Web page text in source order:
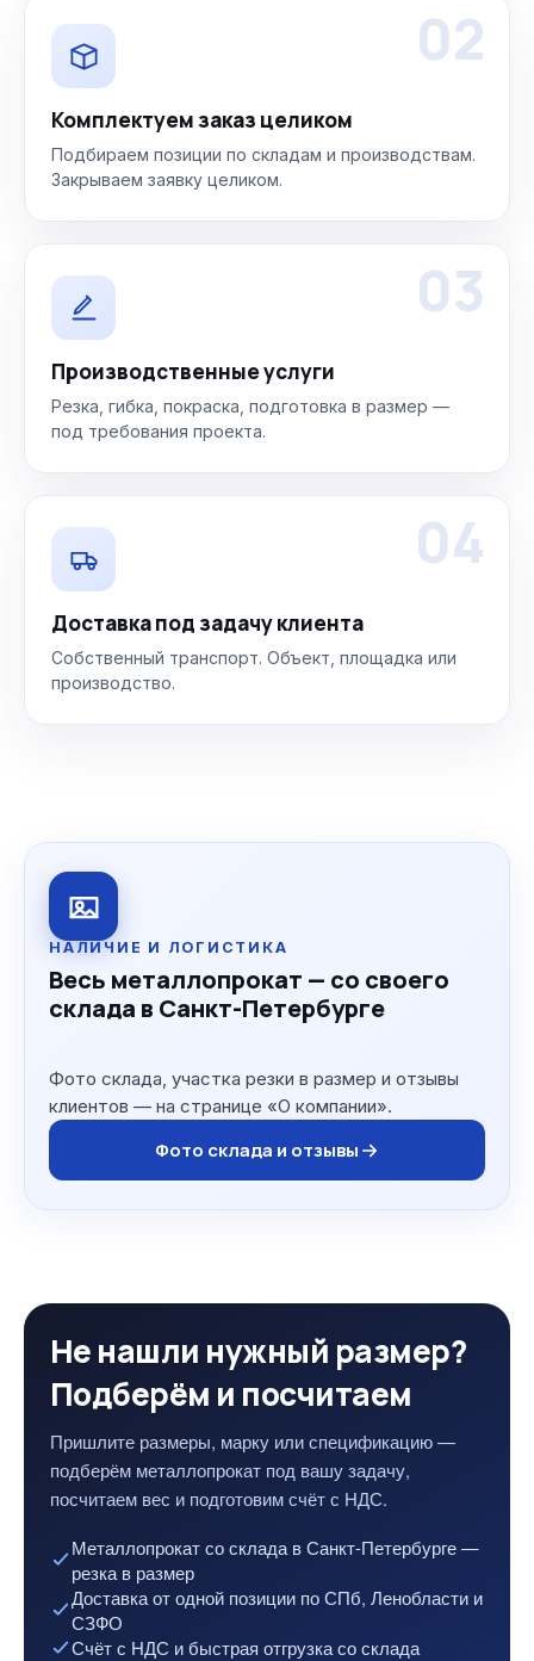
02
Комплектуем заказ целиком
Подбираем позиции по складам и производствам.
Закрываем заявку целиком.
03
Производственные услуги
Резка, гибка, покраска, подготовка в размер —
под требования проекта.
04
Доставка под задачу клиента
Собственный транспорт. Объект, площадка или
производство.
НАЛИЧИЕ И ЛОГИСТИКА
Весь металлопрокат — со своего
склада в Санкт-Петербурге
Фото склада, участка резки в размер и отзывы
клиентов — на странице «О компании».
Фото склада и отзывы
Не нашли нужный размер?
Подберём и посчитаем
Пришлите размеры, марку или спецификацию —
подберём металлопрокат под вашу задачу,
посчитаем вес и подготовим счёт с НДС.
Металлопрокат со склада в Санкт-Петербурге —
резка в размер
Доставка от одной позиции по СПб, Ленобласти и
СЗФО
Счёт с НДС и быстрая отгрузка со склада